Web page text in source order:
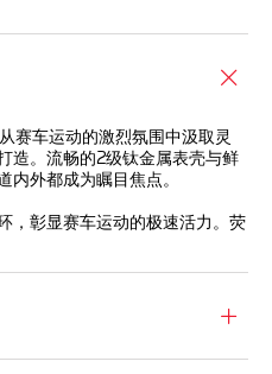
赛车运动的激烈氛围中汲取灵
造。流畅的2级钛金属表壳与鲜
内外都成为瞩目焦点。
，彰显赛车运动的极速活力。荧
。